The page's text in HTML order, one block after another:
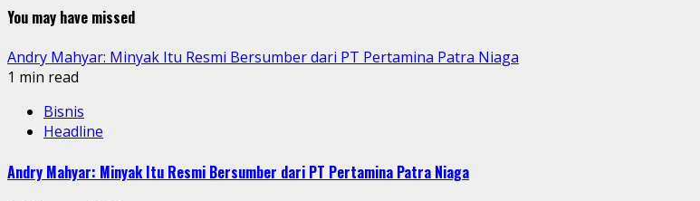
You may have missed
Andry Mahyar: Minyak Itu Resmi Bersumber dari PT Pertamina Patra Niaga
1 min read
Bisnis
Headline
Andry Mahyar: Minyak Itu Resmi Bersumber dari PT Pertamina Patra Niaga